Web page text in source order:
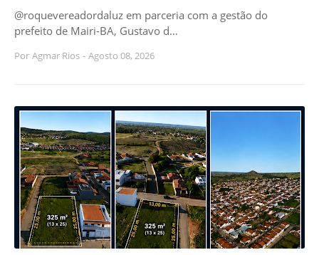
@roquevereadordaluz em parceria com a gestão do
prefeito de Mairi-BA, Gustavo d…
Por Agmar Rios - Agosto 08, 2026